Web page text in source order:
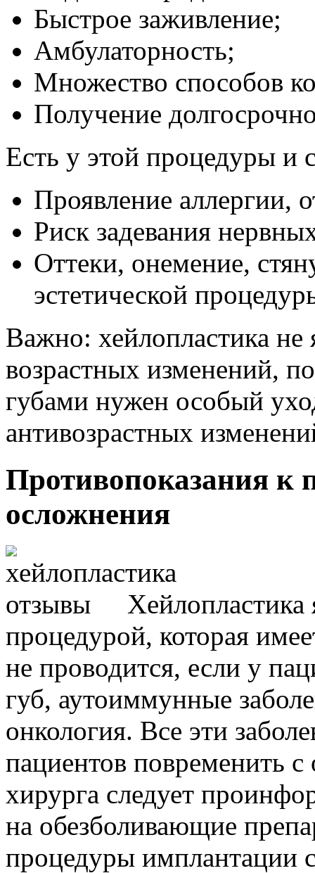
Быстрое заживление;
Амбулаторность;
Множество способов
Получение
Есть у этой процедуры и
Проявление аллергии,
Риск задевания
Оттеки, онемение,
эстетической
Важно: хейлопластика не
возрастных изменений,
губами нужен особый
антивозрастных
Противопоказания к
осложнения
Хейлопластика
процедурой, которая
не проводится, если у
губ, аутоиммунные
онкология. Все эти
пациентов повременить
хирурга следует
на обезболивающие
процедуры имплантации